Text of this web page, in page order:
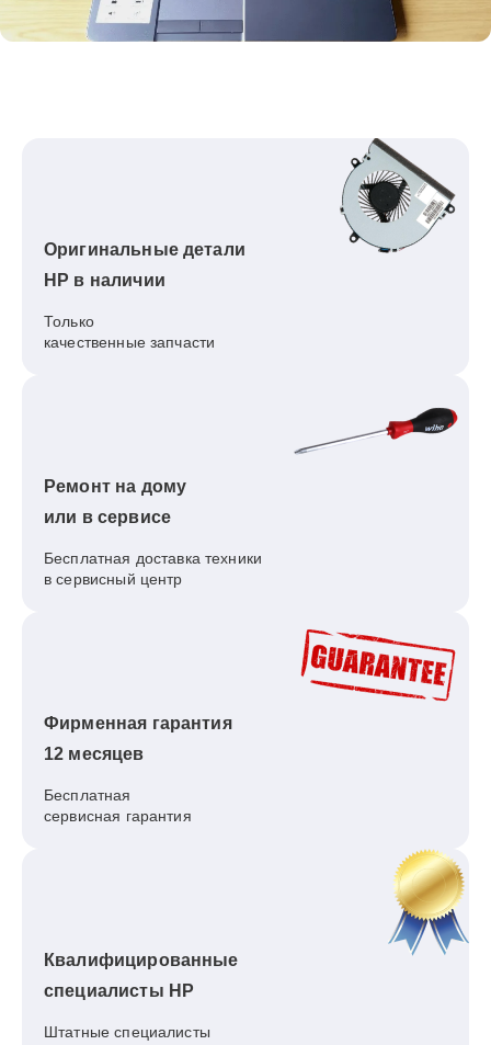
Оригинальные детали
HP в наличии
Только
качественные запчасти
Ремонт на дому
или в сервисе
Бесплатная доставка техники
в сервисный центр
Фирменная гарантия
12 месяцев
Бесплатная
сервисная гарантия
Квалифицированные
специалисты HP
Штатные специалисты